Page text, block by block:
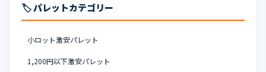
🏷️ パレットカテゴリー
小ロット激安パレット
1,200円以下激安パレット